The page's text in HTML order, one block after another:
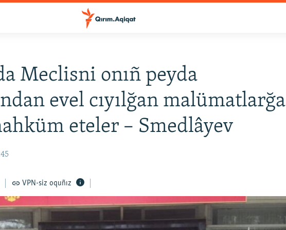
Meclisni onıñ peyda
evel cıyılğan malümatlarğa
eteler – Smedlâyev
VPN-siz oquñız